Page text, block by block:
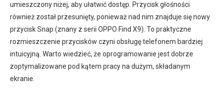
umieszczony niżej, aby ułatwić dostęp. Przycisk głośności
również został przesunięty, ponieważ nad nim znajduje się nowy
przycisk Snap (znany z serii OPPO Find X9). To praktyczne
rozmieszczenie przycisków czyni obsługę telefonem bardziej
intuicyjną. Warto wiedzieć, że oprogramowanie jest dobrze
zoptymalizowane pod kątem pracy na dużym, składanym
ekranie.